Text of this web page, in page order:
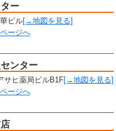
ー
ビル[→地図を見る]
ージへ
ンター
サヒ薬局ビルB1F[→地図を見る]
ージへ